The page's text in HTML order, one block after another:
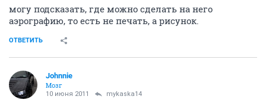
могу подсказать, где можно сделать на него
аэрографию, то есть не печать, а рисунок.
ОТВЕТИТЬ
Johnnie
Мозг
10 июня 2011 mykaska14